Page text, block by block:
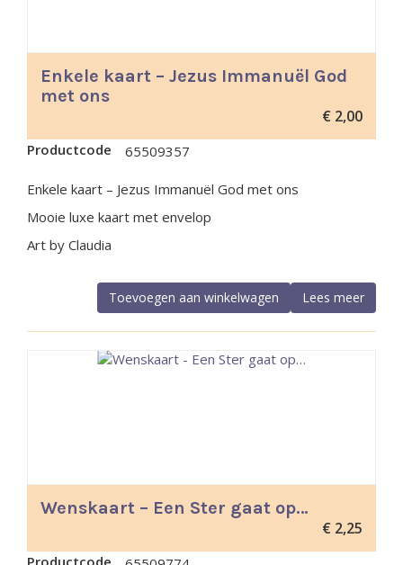
Enkele kaart – Jezus Immanuël God
met ons
€ 2,00
Productcode 65509357
Enkele kaart – Jezus Immanuël God met ons
Mooie luxe kaart met envelop
Art by Claudia
Lees meer
Toevoegen aan winkelwagen
Wenskaart – Een Ster gaat op…
€ 2,25
Productcode